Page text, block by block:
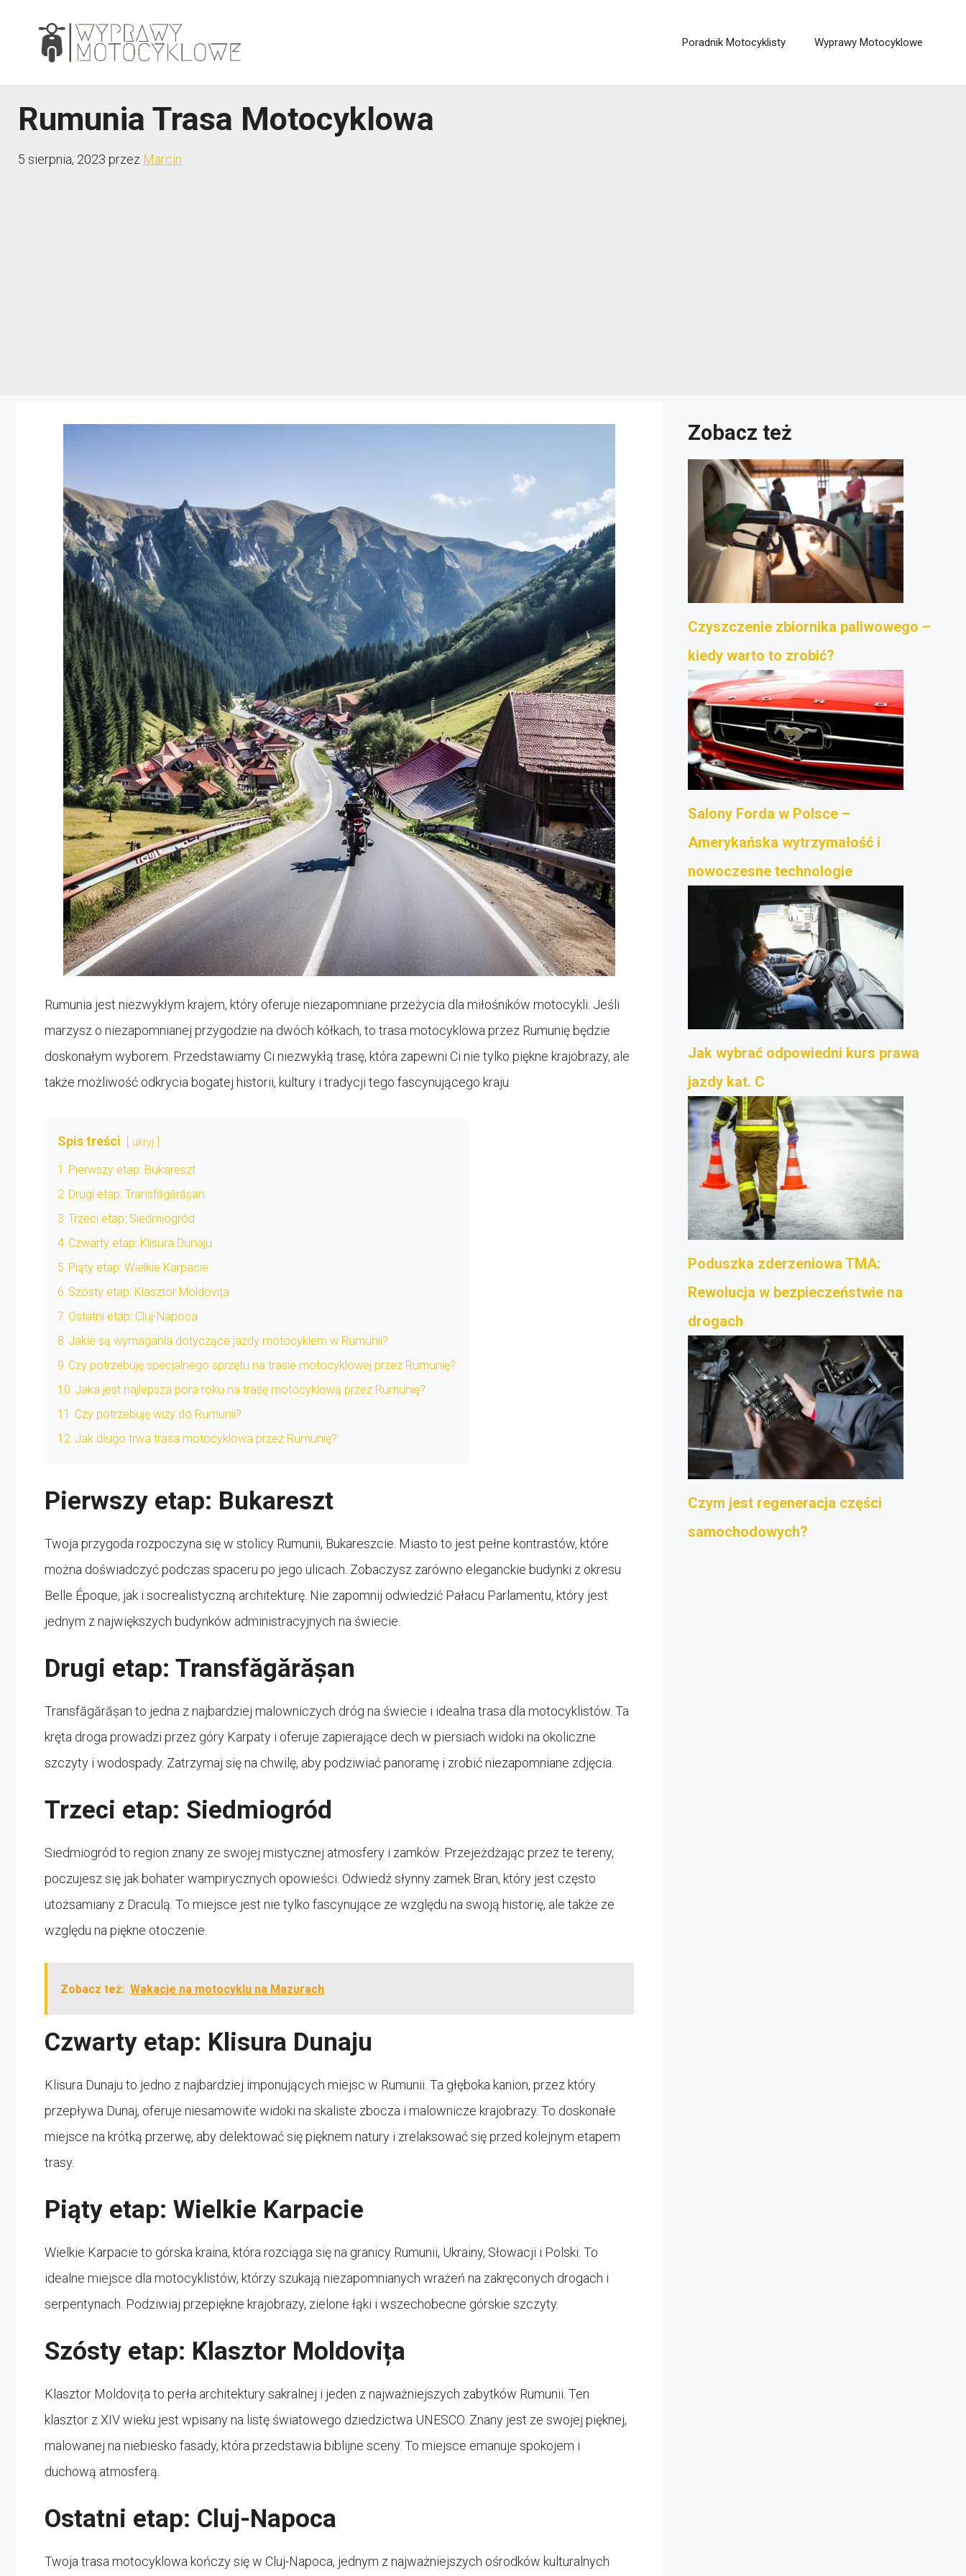
Poradnik Motocyklisty Wyprawy Motocyklowe
Rumunia Trasa Motocyklowa
5 sierpnia, 2023 przez Marcin
Rumunia jest niezwykłym krajem, który oferuje niezapomniane przeżycia dla miłośników motocykli. Jeśli
marzysz o niezapomnianej przygodzie na dwóch kółkach, to trasa motocyklowa przez Rumunię będzie
doskonałym wyborem. Przedstawiamy Ci niezwykłą trasę, która zapewni Ci nie tylko piękne krajobrazy, ale
także możliwość odkrycia bogatej historii, kultury i tradycji tego fascynującego kraju.
Spis treści ukryj
1 Pierwszy etap: Bukareszt
2 Drugi etap: Transfăgărășan
3 Trzeci etap: Siedmiogród
4 Czwarty etap: Klisura Dunaju
5 Piąty etap: Wielkie Karpacie
6 Szósty etap: Klasztor Moldovița
7 Ostatni etap: Cluj-Napoca
8 Jakie są wymagania dotyczące jazdy motocyklem w Rumunii?
9 Czy potrzebuję specjalnego sprzętu na trasie motocyklowej przez Rumunię?
10 Jaka jest najlepsza pora roku na trasę motocyklową przez Rumunię?
11 Czy potrzebuję wizy do Rumunii?
12 Jak długo trwa trasa motocyklowa przez Rumunię?
Pierwszy etap: Bukareszt
Twoja przygoda rozpoczyna się w stolicy Rumunii, Bukareszcie. Miasto to jest pełne kontrastów, które
można doświadczyć podczas spaceru po jego ulicach. Zobaczysz zarówno eleganckie budynki z okresu
Belle Époque, jak i socrealistyczną architekturę. Nie zapomnij odwiedzić Pałacu Parlamentu, który jest
jednym z największych budynków administracyjnych na świecie.
Drugi etap: Transfăgărășan
Transfăgărășan to jedna z najbardziej malowniczych dróg na świecie i idealna trasa dla motocyklistów. Ta
kręta droga prowadzi przez góry Karpaty i oferuje zapierające dech w piersiach widoki na okoliczne
szczyty i wodospady. Zatrzymaj się na chwilę, aby podziwiać panoramę i zrobić niezapomniane zdjęcia.
Trzeci etap: Siedmiogród
Siedmiogród to region znany ze swojej mistycznej atmosfery i zamków. Przejeżdżając przez te tereny,
poczujesz się jak bohater wampirycznych opowieści. Odwiedź słynny zamek Bran, który jest często
utożsamiany z Draculą. To miejsce jest nie tylko fascynujące ze względu na swoją historię, ale także ze
względu na piękne otoczenie.
Zobacz też: Wakacje na motocyklu na Mazurach
Czwarty etap: Klisura Dunaju
Klisura Dunaju to jedno z najbardziej imponujących miejsc w Rumunii. Ta głęboka kanion, przez który
przepływa Dunaj, oferuje niesamowite widoki na skaliste zbocza i malownicze krajobrazy. To doskonałe
miejsce na krótką przerwę, aby delektować się pięknem natury i zrelaksować się przed kolejnym etapem
trasy.
Piąty etap: Wielkie Karpacie
Wielkie Karpacie to górska kraina, która rozciąga się na granicy Rumunii, Ukrainy, Słowacji i Polski. To
idealne miejsce dla motocyklistów, którzy szukają niezapomnianych wrażeń na zakręconych drogach i
serpentynach. Podziwiaj przepiękne krajobrazy, zielone łąki i wszechobecne górskie szczyty.
Szósty etap: Klasztor Moldovița
Klasztor Moldovița to perła architektury sakralnej i jeden z najważniejszych zabytków Rumunii. Ten
klasztor z XIV wieku jest wpisany na listę światowego dziedzictwa UNESCO. Znany jest ze swojej pięknej,
malowanej na niebiesko fasady, która przedstawia biblijne sceny. To miejsce emanuje spokojem i
duchową atmosferą.
Ostatni etap: Cluj-Napoca
Twoja trasa motocyklowa kończy się w Cluj-Napoca, jednym z najważniejszych ośrodków kulturalnych
Zobacz też
Czyszczenie zbiornika paliwowego –
kiedy warto to zrobić?
Salony Forda w Polsce –
Amerykańska wytrzymałość i
nowoczesne technologie
Jak wybrać odpowiedni kurs prawa
jazdy kat. C
Poduszka zderzeniowa TMA:
Rewolucja w bezpieczeństwie na
drogach
Czym jest regeneracja części
samochodowych?